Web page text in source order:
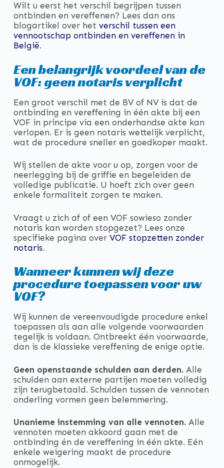
Wilt u eerst het verschil begrijpen tussen
ontbinden en vereffenen? Lees dan ons
blogartikel over het verschil tussen een
vennootschap ontbinden en vereffenen in
België.
Een belangrijk voordeel van de
VOF: geen notaris verplicht
Een groot verschil met de BV of NV is dat de
ontbinding en vereffening in één akte bij een
VOF in principe via een onderhandse akte kan
verlopen. Er is geen notaris wettelijk verplicht,
wat de procedure sneller en goedkoper maakt.
Wij stellen de akte voor u op, zorgen voor de
neerlegging bij de griffie en begeleiden de
volledige publicatie. U hoeft zich over geen
enkele formaliteit zorgen te maken.
Vraagt u zich af of een VOF sowieso zonder
notaris kan worden stopgezet? Lees onze
specifieke pagina over VOF stopzetten zonder
notaris.
Wanneer kunnen wij deze
procedure toepassen voor uw
VOF?
Wij kunnen de vereenvoudigde procedure enkel
toepassen als aan alle volgende voorwaarden
tegelijk is voldaan. Ontbreekt één voorwaarde,
dan is de klassieke vereffening de enige optie.
Geen openstaande schulden aan derden.Alle
schulden aan externe partijen moeten volledig
zijn terugbetaald. Schulden tussen de vennoten
onderling vormen geen belemmering.
Unanieme instemming van alle vennoten.Alle
vennoten moeten akkoord gaan met de
ontbinding én de vereffening in één akte. Eén
enkele weigering maakt de procedure
onmogelijk.